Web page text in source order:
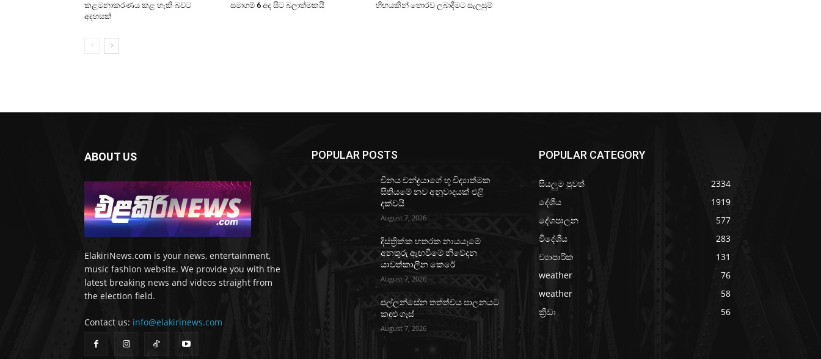
කළමනාකරණය කළ හැකි බවට
අදහසක්
සමාගම් 6 අද සිට බලාත්මකයි
හිඟයකින් තොරව ලබාදීමට සැලසුම්
ABOUT US
ElakiriNews.com is your news, entertainment,
music fashion website. We provide you with the
latest breaking news and videos straight from
the election field.
Contact us: info@elakirinews.com
POPULAR POSTS
චීනය චන්ද්‍රයාගේ භූ විද්‍යාත්මක
සිතියමේ නව අනුවාදයක් එළි
දක්වයි
August 7, 2026
දිස්ත්‍රික්ක හතරක නායයෑමේ
අනතුරු ඇඟවීමේ නිවේදන
යාවත්කාලීන කෙරේ
August 7, 2026
පල්ලන්සේන තත්ත්වය පාලනයට
කඳුළු ගෑස්
August 7, 2026
POPULAR CATEGORY
සියලුම පුවත්
2334
දේශීය
1919
දේශපාලන
577
විදේශීය
283
ව්‍යාපාරික
131
weather
76
weather
58
ක්‍රීඩා
56